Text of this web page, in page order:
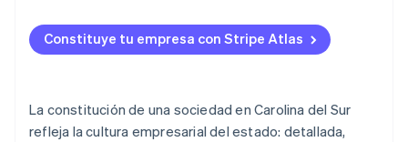
Designa a un agente registrado
Prepara los estatutos de constitución
Celebra una asamblea de organización
Solicitud de ingreso a Atlas
Aceptación de pagos y operaciones bancarias antes
Compra de acciones para fundadores sin
desembolso en efectivo
Constituye tu empresa con Stripe Atlas
La constitución de una sociedad en Carolina del Sur
refleja la cultura empresarial del estado: detallada,